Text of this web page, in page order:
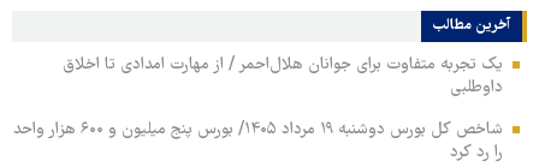
آخرین مطالب
یک تجربه متفاوت برای جوانان هلال‌احمر / از مهارت امدادی تا اخلاق
داوطلبی
شاخص کل بورس دوشنبه ۱۹ مرداد ۱۴۰۵/ بورس پنج میلیون و ۶۰۰ هزار واحد
را رد کرد